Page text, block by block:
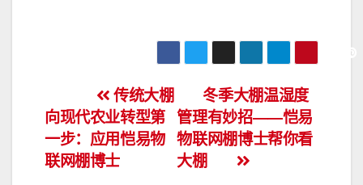
文
章
导
冬季大棚温湿度
管理有妙招——恺易
物联网棚博士帮你看
大棚
传统大棚
向现代农业转型第
一步：应用恺易物
联网棚博士